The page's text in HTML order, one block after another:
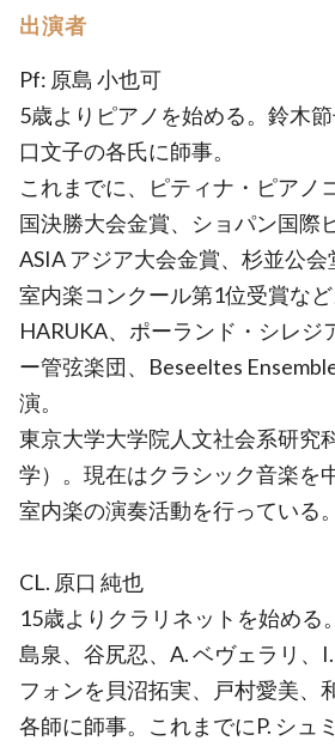
出演者
Pf: 原島 小也可
5歳よりピアノを始める。鈴木
口文子の各氏に師事。
これまでに、ピティナ・ピアノ
国決勝大会金賞、ショパン国際
ASIA アジア大会金賞、杉並公
室内楽コンクール第1位受賞な
HARUKA、ポーランド・シレジ
ー管弦楽団、Beseeltes
演。
東京大学大学院人文社会系研究
学）。現在はクラシック音楽を
室内楽の演奏活動を行っている。
CL. 原口 純也
15歳よりクラリネットを始める
島泉、谷尻忍、A. ベヴェラリ、
フォンを貝沼拓実、戸村愛美、
各師に師事。これまでにP. シュ